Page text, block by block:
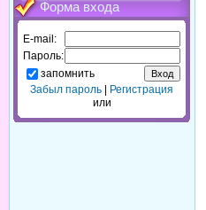
Форма входа
E-mail:
Пароль:
запомнить
Забыл пароль
Регистрация
или